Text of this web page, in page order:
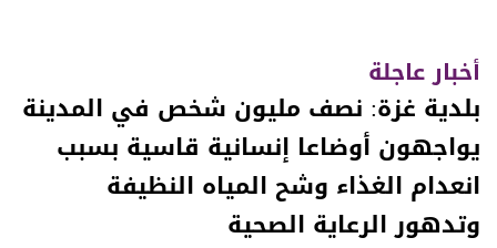
أخبار عاجلة
بلدية غزة: نصف مليون شخص في المدينة
يواجهون أوضاعا إنسانية قاسية بسبب
انعدام الغذاء وشح المياه النظيفة
وتدهور الرعاية الصحية